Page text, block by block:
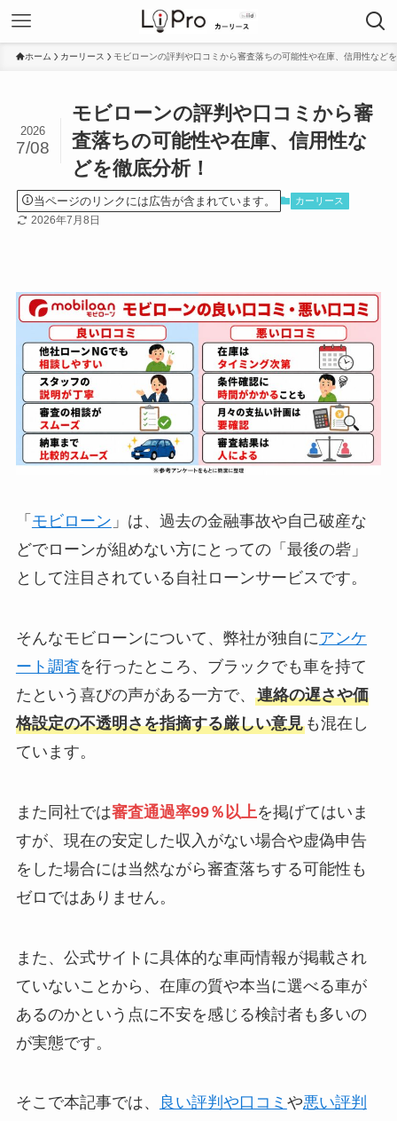
ホーム カーリース モビローンの評判や口コミから審査落ちの可能性や在庫、信用性など
モビローンの評判や口コミから審
査落ちの可能性や在庫、信用性な
どを徹底分析！
2026
7/08
当ページのリンクには広告が含まれています。 カーリース
2026年7月8日
「 モビローン 」は、過去の金融事故や自己破産な
どでローンが組めない方にとっての「最後の砦」
として注目されている自社ローンサービスです。
そんなモビローンについて、弊社が独自にアンケ
ート調査を行ったところ、ブラックでも車を持て
たという喜びの声がある一方で、 連絡の遅さや価
格設定の不透明さを指摘する厳しい意見も混在し
ています。
また同社では審査通過率99％以上を掲げてはいま
すが、現在の安定した収入がない場合や虚偽申告
をした場合には当然ながら審査落ちする可能性も
ゼロではありません。
また、公式サイトに具体的な車両情報が掲載され
ていないことから、在庫の質や本当に選べる車が
あるのかという点に不安を感じる検討者も多いの
が実態です。
そこで本記事では、 良い評判や口コミ や悪い評判